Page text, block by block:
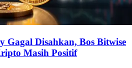
Gagal Disahkan, Bos Bitwise
Masih Positif